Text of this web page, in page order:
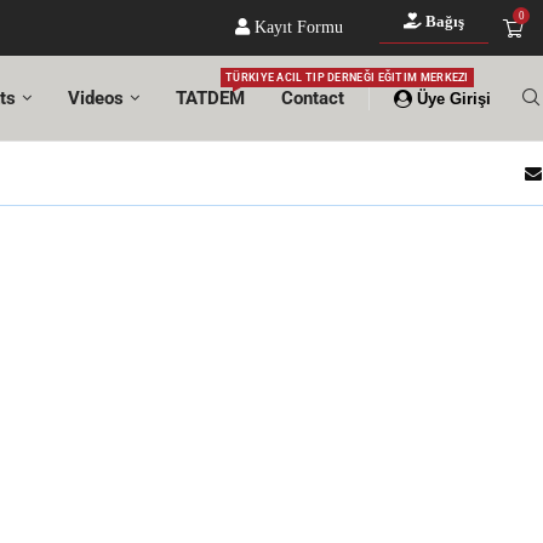
Kayıt Formu Bağış 0
Videos TATDEM
TÜRKIYE ACIL TIP DERNEĞI EĞITIM MERKEZI
Contact Üye Girişi